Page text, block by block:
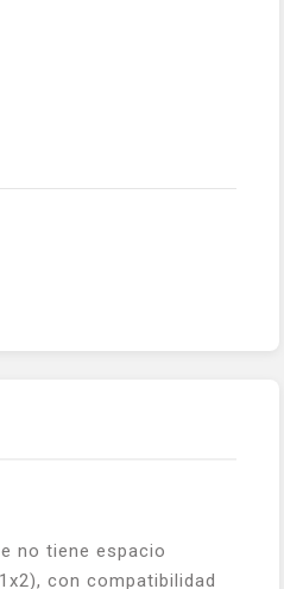
no tiene espacio
con compatibilidad